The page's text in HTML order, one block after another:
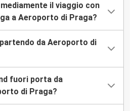
il viaggio con
a Aeroporto di Praga?
da Aeroporto di
fuori porta da
di Praga?